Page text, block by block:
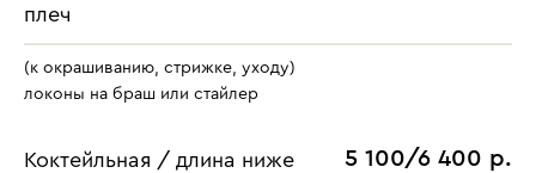
плеч
(к окрашиванию, стрижке, уходу)
локоны на браш или стайлер
Коктейльная / длина ниже
5 100/6 400 р.